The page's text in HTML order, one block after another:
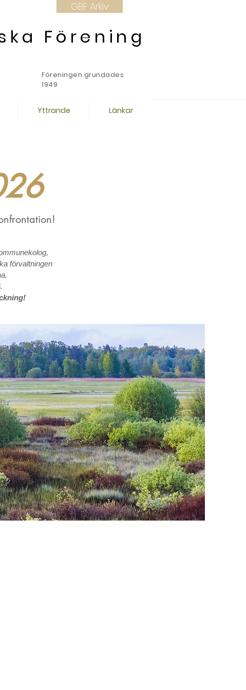
GBF Arkiv
Förening
Föreningen grundades
1949
Yttrande Länkar
förvaltningen